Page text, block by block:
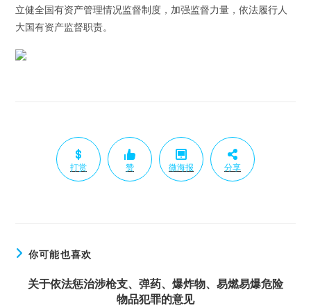
立健全国有资产管理情况监督制度，加强监督力量，依法履行人
大国有资产监督职责。
打赏 赞 微海报 分享
你可能也喜欢
关于依法惩治涉枪支、弹药、爆炸物、易燃易爆危险
物品犯罪的意见